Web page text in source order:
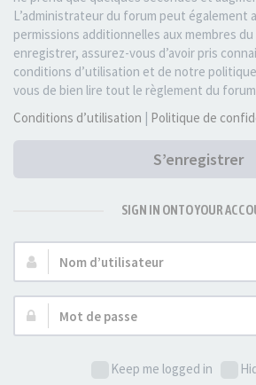
L’administrateur du forum peut également
permissions additionnelles aux membres
enregistrer, assurez-vous d’avoir pris
conditions d’utilisation et de notre
vous de bien lire tout le règlement du
Conditions d’utilisation | Politique de
S’enregistrer
SIGN IN ONTO YOUR
Nom
d’utilisateur :
Mot
de
Keep me logged in